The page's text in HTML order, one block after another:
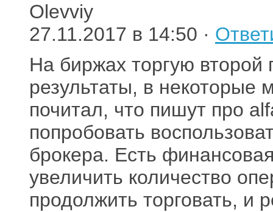
Olevviy
27.11.2017 в 14:50 ·
На биржах торгую второй
результаты, в
почитал, что пишут про
попробовать
брокера. Есть
увеличить количество
продолжить торговать, и